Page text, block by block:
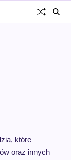
które
oraz innych